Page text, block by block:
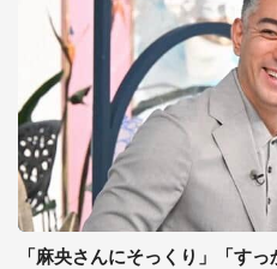
「麻央さんにそっくり」「す